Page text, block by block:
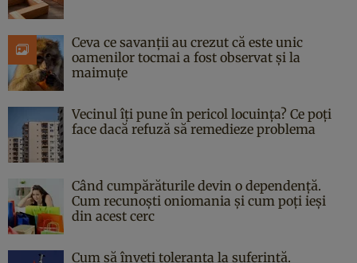
Ceva ce savanții au crezut că este unic
oamenilor tocmai a fost observat și la
maimuțe
Vecinul îți pune în pericol locuința? Ce poți
face dacă refuză să remedieze problema
Când cumpărăturile devin o dependență.
Cum recunoști oniomania și cum poți ieși
din acest cerc
Cum să înveți toleranța la suferință.